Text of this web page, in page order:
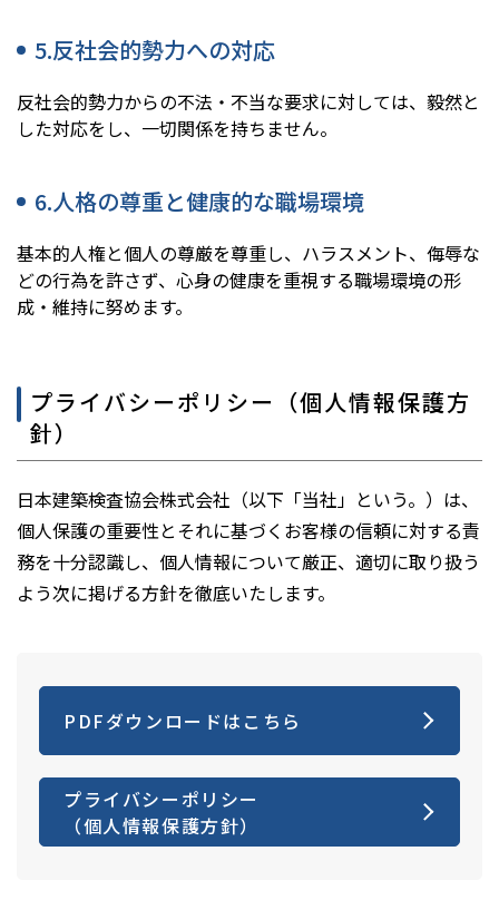
5.反社会的勢力への対応
反社会的勢力からの不法・不当な要求に対しては、毅然と
した対応をし、一切関係を持ちません。
6.人格の尊重と健康的な職場環境
基本的人権と個人の尊厳を尊重し、ハラスメント、侮辱な
どの行為を許さず、心身の健康を重視する職場環境の形
成・維持に努めます。
プライバシーポリシー（個人情報保護方
針）
日本建築検査協会株式会社（以下「当社」という。）は、
個人保護の重要性とそれに基づくお客様の信頼に対する責
務を十分認識し、個人情報について厳正、適切に取り扱う
よう次に掲げる方針を徹底いたします。
PDFダウンロードはこちら
プライバシーポリシー
（個人情報保護方針）